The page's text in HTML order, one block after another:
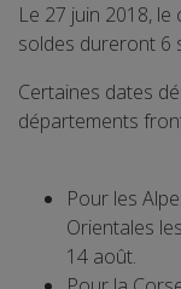
Le 27 juin 2018, le
soldes dureront 6
Certaines dates
départements
Pour les
Orientales
14 août.